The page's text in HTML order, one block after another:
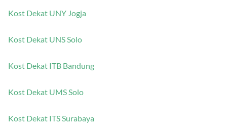
Kost Dekat UNY Jogja
Kost Dekat UNS Solo
Kost Dekat ITB Bandung
Kost Dekat UMS Solo
Kost Dekat ITS Surabaya